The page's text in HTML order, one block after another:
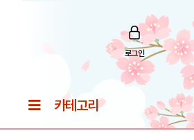
로그인
카테고리